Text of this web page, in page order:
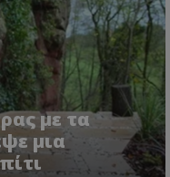
με τα
μια